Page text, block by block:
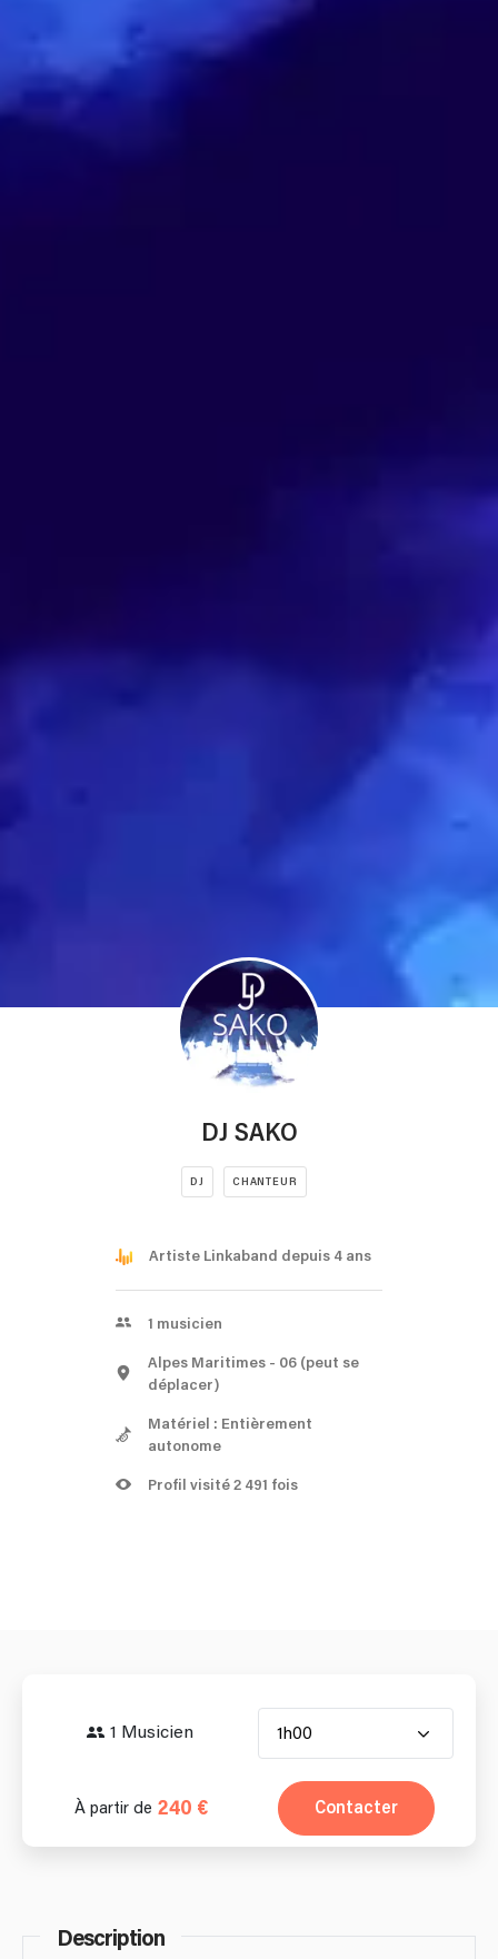
DJ SAKO
DJ CHANTEUR
Artiste Linkaband depuis 4 ans
1 musicien
Alpes Maritimes - 06 (peut se
déplacer)
Matériel : Entièrement
autonome
Profil visité 2 491 fois
1 Musicien 1h00
À partir de 240 € Contacter
Description